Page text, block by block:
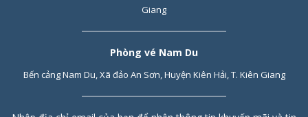
Giang
Phòng vé Nam Du
Bến cảng Nam Du, Xã đảo An Sơn, Huyện Kiên Hải, T. Kiên Giang